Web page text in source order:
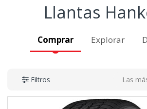
Llantas
Comprar Explorar
Filtros Las